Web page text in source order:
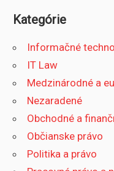
Kategórie
Informačné
IT Law
Medzinárodné a
Nezaradené
Obchodné a
Občianske právo
Politika a právo